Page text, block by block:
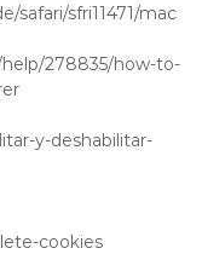
safari/sfri11471/mac
278835/how-to-
y-deshabilitar-
cookies